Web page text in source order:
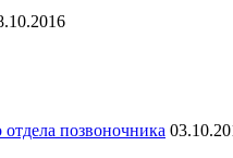
позвоночника